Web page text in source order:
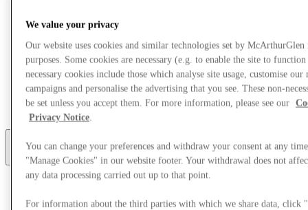
Étkezés
Ajándékkártyák
Szolgáltatás
More
We value your privacy
Our website uses cookies and similar technologies set by
purposes. Some cookies are necessary (e.g. to enable the site to
necessary cookies include those which analyse site usage, customise our
campaigns and personalise the advertising that you see. These non-
be set unless you accept them. For more information, please see our
Privacy Notice.
You can change your preferences and withdraw your consent at any
"Manage Cookies" in our website footer. Your withdrawal does not
any data processing carried out up to that point.
For information about the third parties with which we share data, click